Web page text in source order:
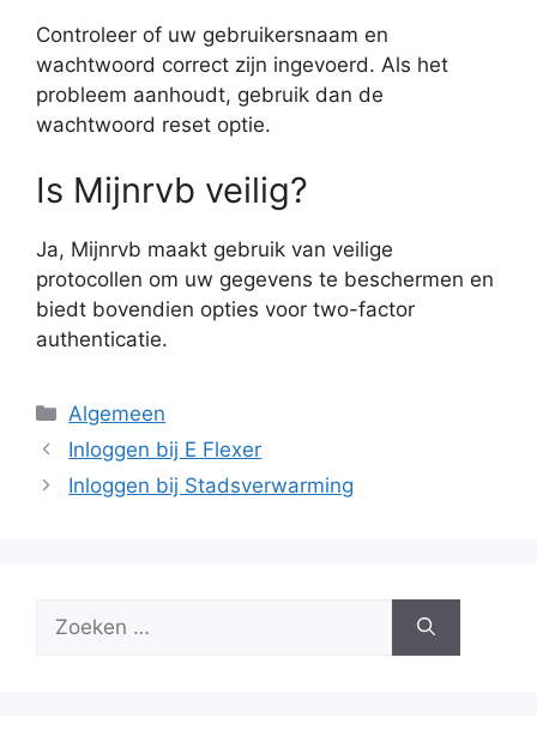
Controleer of uw gebruikersnaam en
wachtwoord correct zijn ingevoerd. Als het
probleem aanhoudt, gebruik dan de
wachtwoord reset optie.
Is Mijnrvb veilig?
Ja, Mijnrvb maakt gebruik van veilige
protocollen om uw gegevens te beschermen en
biedt bovendien opties voor two-factor
authenticatie.
Categorieën
Algemeen
Inloggen bij E Flexer
Inloggen bij Stadsverwarming
Zoek